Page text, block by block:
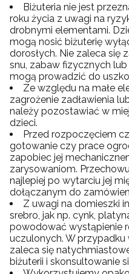
Biżuteria nie jest
roku życia z uwagi na
drobnymi elementami.
mogą nosić biżuterię
dorosłych. Nie zaleca się
snu, zabaw fizycznych
mogą prowadzić do
Ze względu na małe
zagrożenie zadławienia
należy pozostawiać w
dzieci.
Przed rozpoczęciem
gotowanie czy prace
zapobiec jej
zarysowaniom.
najlepiej po wytarciu jej
dołączanym do
Z uwagi na domieszki
srebro, jak np. cynk,
powodować wystąpienie
uczulonych. W
zaleca się
biżuterii i skonsultowanie